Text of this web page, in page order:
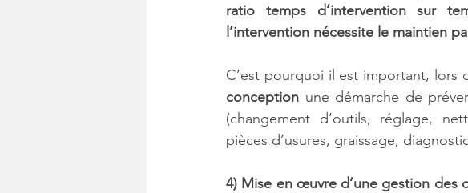
ratio temps d’intervention sur
l’intervention nécessite le maintien
C’est pourquoi il est important, lors
conception une démarche de
(changement d’outils, réglage,
pièces d’usures, graissage,
4) Mise en œuvre d’une gestion des